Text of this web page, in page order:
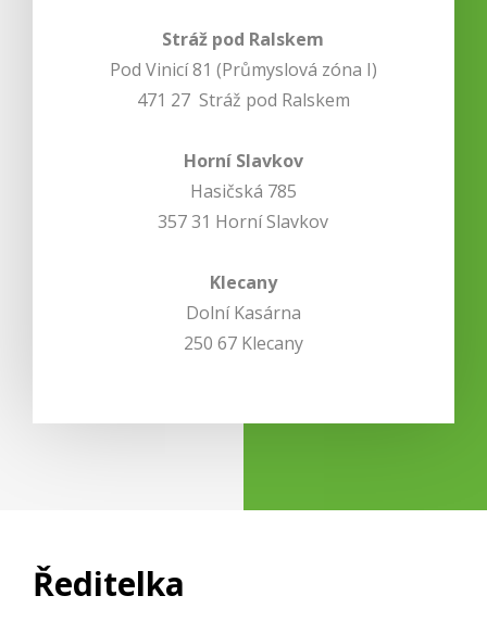
Stráž pod Ralskem
Pod Vinicí 81 (Průmyslová zóna I)
471 27 Stráž pod Ralskem
Horní Slavkov
Hasičská 785
357 31 Horní Slavkov
Klecany
Dolní Kasárna
250 67 Klecany
Ředitelka